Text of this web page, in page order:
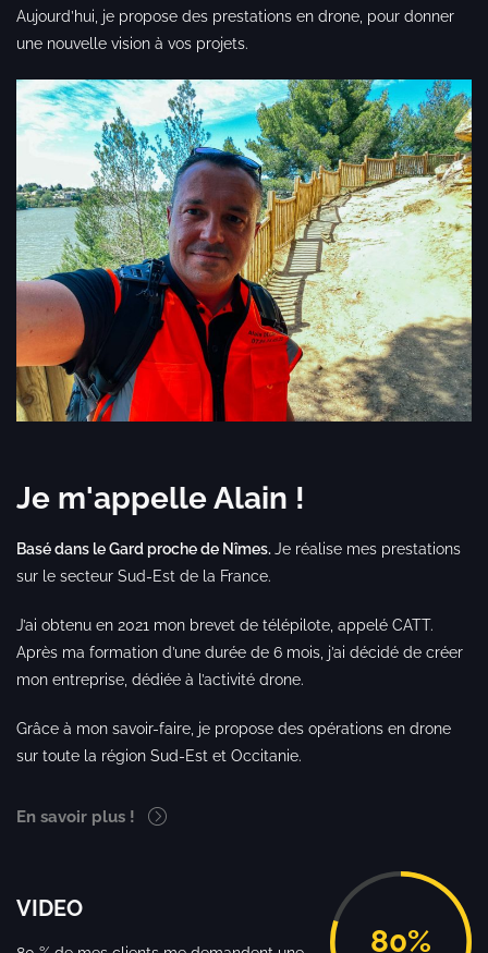
Aujourd’hui, je propose des prestations en drone, pour donner
une nouvelle vision à vos projets.
Je m'appelle Alain !
Basé dans le Gard proche de Nîmes. Je réalise mes prestations
sur le secteur Sud-Est de la France.
J’ai obtenu en 2021 mon brevet de télépilote, appelé CATT.
Après ma formation d’une durée de 6 mois, j’ai décidé de créer
mon entreprise, dédiée à l’activité drone.
Grâce à mon savoir-faire, je propose des opérations en drone
sur toute la région Sud-Est et Occitanie.
En savoir plus !
VIDEO
80%